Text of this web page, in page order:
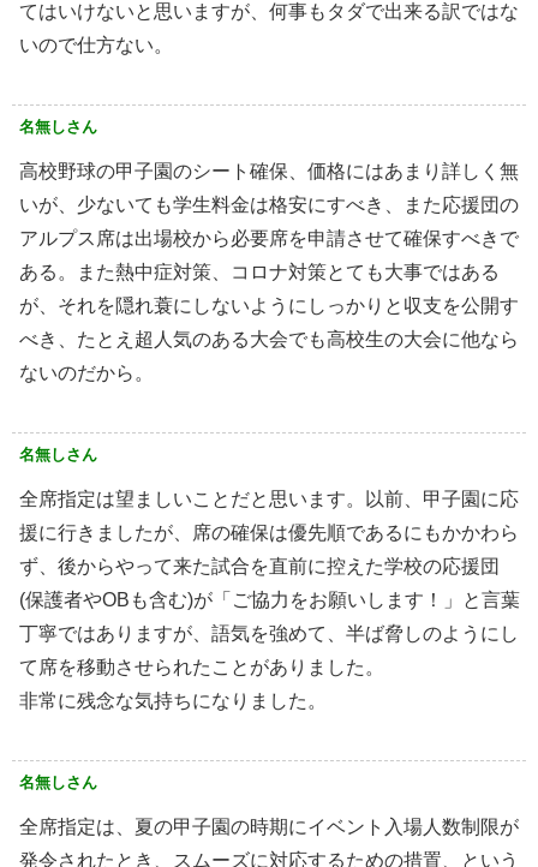
てはいけないと思いますが、何事もタダで出来る訳ではな
いので仕方ない。
名無しさん
高校野球の甲子園のシート確保、価格にはあまり詳しく無
いが、少ないても学生料金は格安にすべき、また応援団の
アルプス席は出場校から必要席を申請させて確保すべきで
ある。また熱中症対策、コロナ対策とても大事ではある
が、それを隠れ蓑にしないようにしっかりと収支を公開す
べき、たとえ超人気のある大会でも高校生の大会に他なら
ないのだから。
名無しさん
全席指定は望ましいことだと思います。以前、甲子園に応
援に行きましたが、席の確保は優先順であるにもかかわら
ず、後からやって来た試合を直前に控えた学校の応援団
(保護者やOBも含む)が「ご協力をお願いします！」と言葉
丁寧ではありますが、語気を強めて、半ば脅しのようにし
て席を移動させられたことがありました。
非常に残念な気持ちになりました。
名無しさん
全席指定は、夏の甲子園の時期にイベント入場人数制限が
発令されたとき、スムーズに対応するための措置、という